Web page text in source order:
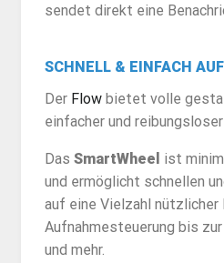
sendet direkt eine
SCHNELL & EINFACH
Der Flowbietet volle
einfacher und reibungsloser
Das SmartWheel ist
und ermöglicht schnellen
auf eine Vielzahl nützlicher
Aufnahmesteuerung bis
und mehr.